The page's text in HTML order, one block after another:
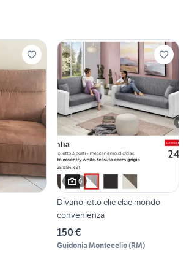
6
Divano letto clic clac mondo
convenienza
150 €
Guidonia Montecelio(RM)